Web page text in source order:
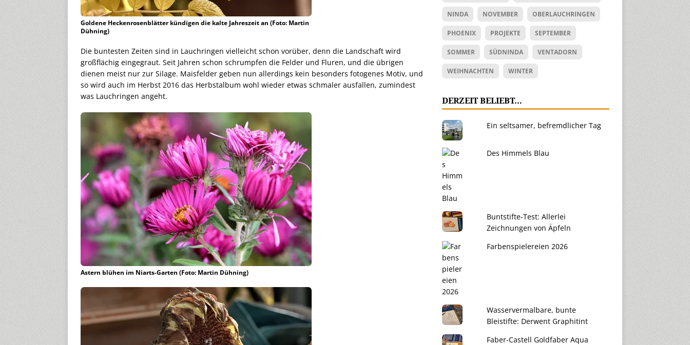
Goldene Heckenrosenblätter kündigen die kalte Jahreszeit an (Foto: Martin
Dühning)
Die buntesten Zeiten sind in Lauchringen vielleicht schon vorüber, denn die Landschaft wird
großflächig eingegraut. Seit Jahren schon schrumpfen die Felder und Fluren, und die übrigen
dienen meist nur zur Silage. Maisfelder geben nun allerdings kein besonders fotogenes Motiv, und
so wird auch im Herbst 2016 das Herbstalbum wohl wieder etwas schmaler ausfallen, zumindest
was Lauchringen angeht.
Astern blühen im Niarts-Garten (Foto: Martin Dühning)
NINDA NOVEMBER OBERLAUCHRINGEN
PHOENIX PROJEKTE SEPTEMBER
SOMMER SÜDNINDA VENTADORN
WEIHNACHTEN WINTER
DERZEIT BELIEBT…
Ein seltsamer, befremdlicher Tag
Des Himmels Blau
Buntstifte-Test: Allerlei
Zeichnungen von Äpfeln
Farbenspielereien 2026
Wasservermalbare, bunte
Bleistifte: Derwent Graphitint
Faber-Castell Goldfaber Aqua